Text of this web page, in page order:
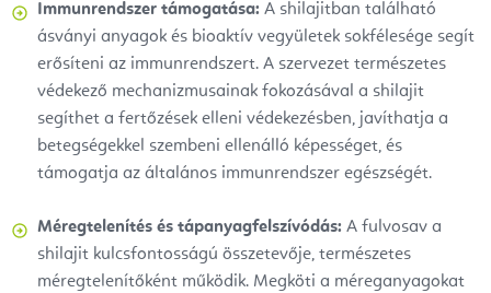
Immunrendszer támogatása: A shilajitban található
ásványi anyagok és bioaktív vegyületek sokfélesége segít
erősíteni az immunrendszert. A szervezet természetes
védekező mechanizmusainak fokozásával a shilajit
segíthet a fertőzések elleni védekezésben, javíthatja a
betegségekkel szembeni ellenálló képességet, és
támogatja az általános immunrendszer egészségét.
Méregtelenítés és tápanyagfelszívódás: A fulvosav a
shilajit kulcsfontosságú összetevője, természetes
méregtelenítőként működik. Megköti a méreganyagokat